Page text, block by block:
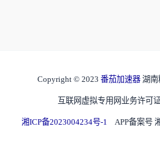
Copyright © 2023 番茄加速器 湖南
互联网虚拟专用网业务许可
湘ICP备2023004234号-1 APP备案号